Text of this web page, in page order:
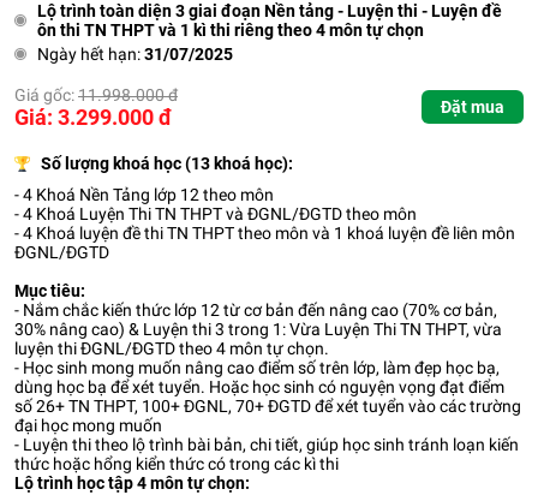
Lộ trình toàn diện 3 giai đoạn Nền tảng - Luyện thi - Luyện đề
ôn thi TN THPT và 1 kì thi riêng theo 4 môn tự chọn
Ngày hết hạn:31/07/2025
Giá gốc:11.998.000 đ
Giá: 3.299.000 đ Đặt mua
Số lượng khoá học (13 khoá học):
- 4 Khoá Nền Tảng lớp 12 theo môn
- 4 Khoá Luyện Thi TN THPT và ĐGNL/ĐGTD theo môn
- 4 Khoá luyện đề thi TN THPT theo môn và 1 khoá luyện đề liên môn
ĐGNL/ĐGTD
Mục tiêu:
- Nắm chắc kiến thức lớp 12 từ cơ bản đến nâng cao (70% cơ bản,
30% nâng cao) & Luyện thi 3 trong 1: Vừa Luyện Thi TN THPT, vừa
luyện thi ĐGNL/ĐGTD theo 4 môn tự chọn.
- Học sinh mong muốn nâng cao điểm số trên lớp, làm đẹp học bạ,
dùng học bạ để xét tuyển. Hoặc học sinh có nguyện vọng đạt điểm
số 26+ TN THPT, 100+ ĐGNL, 70+ ĐGTD để xét tuyển vào các trường
đại học mong muốn
- Luyện thi theo lộ trình bài bản, chi tiết, giúp học sinh tránh loạn kiến
thức hoặc hổng kiển thức có trong các kì thi
Lộ trình học tập 4 môn tự chọn: